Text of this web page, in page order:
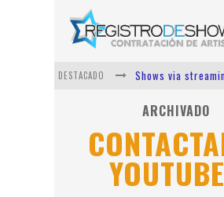
DESTACADO
Shows via
Lit Killah
Nicki Nicole
Duki
Vi Em
ARCHIVADO